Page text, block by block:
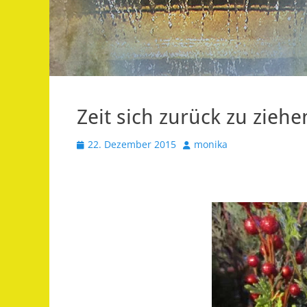
Zeit sich zurück zu
Veröffentlicht
22. Dezember 2015 Autormonika